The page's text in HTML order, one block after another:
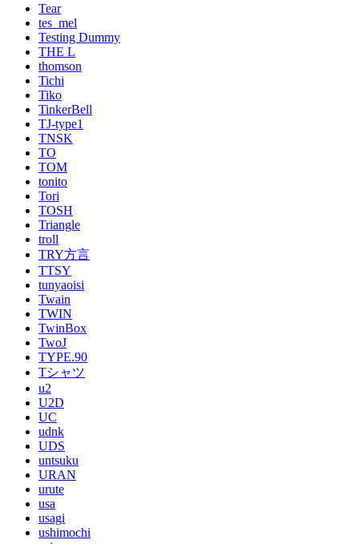
Tear
tes_mel
Testing Dummy
THE L
thomson
Tichi
Tiko
TinkerBell
TJ-type1
TNSK
TO
TOM
tonito
Tori
TOSH
Triangle
troll
TRY方言
TTSY
tunyaoisi
Twain
TWIN
TwinBox
TwoJ
TYPE.90
Tシャツ
u2
U2D
UC
udnk
UDS
untsuku
URAN
urute
usa
usagi
ushimochi